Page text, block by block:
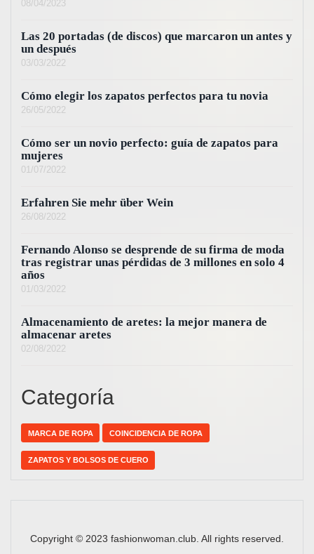
08/04/2023
Las 20 portadas (de discos) que marcaron un antes y
un después
03/03/2022
Cómo elegir los zapatos perfectos para tu novia
26/05/2022
Cómo ser un novio perfecto: guía de zapatos para
mujeres
01/07/2022
Erfahren Sie mehr über Wein
26/08/2022
Fernando Alonso se desprende de su firma de moda
tras registrar unas pérdidas de 3 millones en solo 4
años
01/03/2022
Almacenamiento de aretes: la mejor manera de
almacenar aretes
02/08/2022
Categoría
MARCA DE ROPA COINCIDENCIA DE ROPA
ZAPATOS Y BOLSOS DE CUERO
Copyright © 2023 fashionwoman.club. All rights reserved.